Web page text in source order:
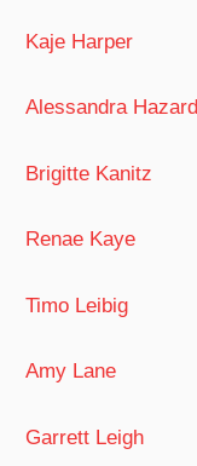
Kaje Harper
Alessandra Hazard
Brigitte Kanitz
Renae Kaye
Timo Leibig
Amy Lane
Garrett Leigh